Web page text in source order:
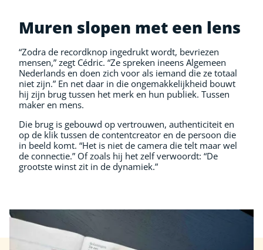
Muren slopen met een lens
“Zodra de recordknop ingedrukt wordt, bevriezen
mensen,” zegt Cédric. “Ze spreken ineens Algemeen
Nederlands en doen zich voor als iemand die ze totaal
niet zijn.” En net daar in die ongemakkelijkheid bouwt
hij zijn brug tussen het merk en hun publiek. Tussen
maker en mens.
Die brug is gebouwd op vertrouwen, authenticiteit en
op de klik tussen de contentcreator en de persoon die
in beeld komt. “Het is niet de camera die telt maar wel
de connectie.” Of zoals hij het zelf verwoordt: “De
grootste winst zit in de dynamiek.”